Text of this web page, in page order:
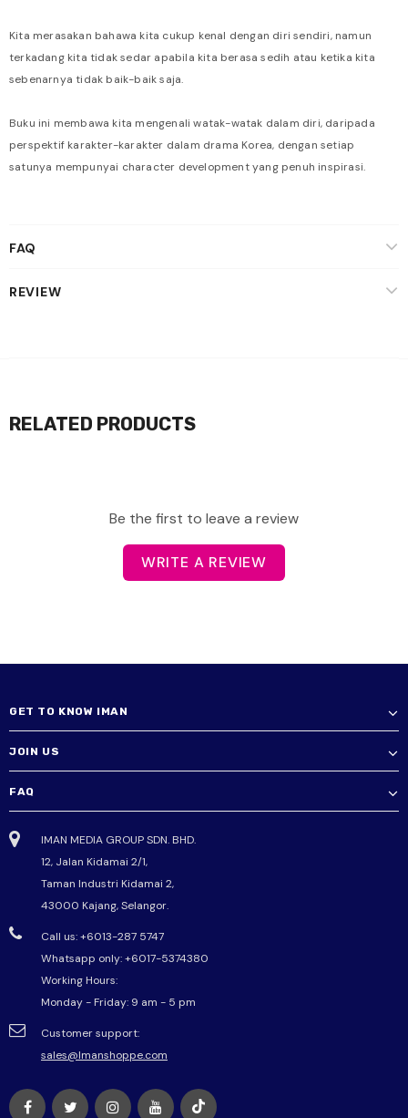
Kita merasakan bahawa kita cukup kenal dengan diri sendiri, namun
terkadang kita tidak sedar apabila kita berasa sedih atau ketika kita
sebenarnya tidak baik-baik saja.
Buku ini membawa kita mengenali watak-watak dalam diri, daripada
perspektif karakter-karakter dalam drama Korea, dengan setiap
satunya mempunyai character development yang penuh inspirasi.
FAQ
REVIEW
RELATED PRODUCTS
Be the first to leave a review
WRITE A REVIEW
GET TO KNOW IMAN
JOIN US
FAQ
IMAN MEDIA GROUP SDN. BHD.
12, Jalan Kidamai 2/1,
Taman Industri Kidamai 2,
43000 Kajang, Selangor.
Call us: +6013-287 5747
Whatsapp only:+6017-5374380
Working Hours:
Monday - Friday: 9 am - 5 pm
Customer support:
sales@Imanshoppe.com